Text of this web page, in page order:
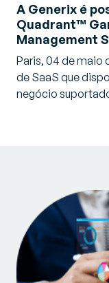
A Generix é
Quadrant™
Management
Paris, 04 de maio
de SaaS que
negócio